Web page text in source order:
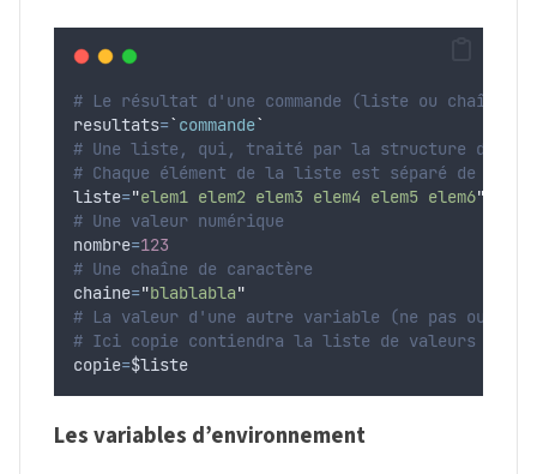
# Le résultat d'une commande (liste ou chaîne
resultats=` commande`
# Une liste, qui, traité par la structure de
# Chaque élément de la liste est séparé de
liste="elem1 elem2 elem3 elem4 elem5 elem6"
# Une valeur numérique
nombre=123
# Une chaîne de caractère
chaine="blablabla"
# La valeur d'une autre variable (ne pas
# Ici copie contiendra la liste de valeurs "elem1
copie=$liste
Les variables d’environnement